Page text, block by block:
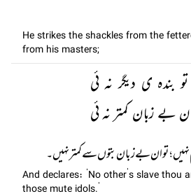
He strikes the shackles from the
from his masters;
بندہ ی دیگر نہ ئی
بے زبان کمتر نہ ئی
نہیں ؛ تو ان بے زبان بتوں سے کمتر نہیں۔
And declares: ‘No other’s slave thou
those mute idols.’